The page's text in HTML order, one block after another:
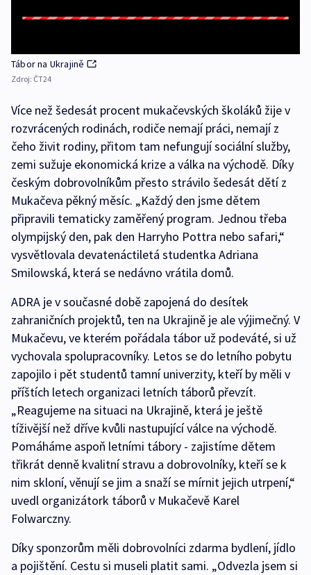
Tábor na Ukrajině
Zdroj: ČT24
Více než šedesát procent mukačevských školáků žije v
rozvrácených rodinách, rodiče nemají práci, nemají z
čeho živit rodiny, přitom tam nefungují sociální služby,
zemi sužuje ekonomická krize a válka na východě. Díky
českým dobrovolníkům přesto strávilo šedesát dětí z
Mukačeva pěkný měsíc. „Každý den jsme dětem
připravili tematicky zaměřený program. Jednou třeba
olympijský den, pak den Harryho Pottra nebo safari,“
vysvětlovala devatenáctiletá studentka Adriana
Smilowská, která se nedávno vrátila domů.
ADRA je v současné době zapojená do desítek
zahraničních projektů, ten na Ukrajině je ale výjimečný. V
Mukačevu, ve kterém pořádala tábor už podeváté, si už
vychovala spolupracovníky. Letos se do letního pobytu
zapojilo i pět studentů tamní univerzity, kteří by měli v
příštích letech organizaci letních táborů převzít.
„Reagujeme na situaci na Ukrajině, která je ještě
tíživější než dříve kvůli nastupující válce na východě.
Pomáháme aspoň letními tábory - zajistíme dětem
třikrát denně kvalitní stravu a dobrovolníky, kteří se k
nim skloní, věnují se jim a snaží se mírnit jejich utrpení,“
uvedl organizátork táborů v Mukačevě Karel
Folwarczny.
Díky sponzorům měli dobrovolníci zdarma bydlení, jídlo
a pojištění. Cestu si museli platit sami. „Odvezla jsem si